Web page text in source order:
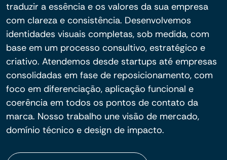
traduzir a essência e os valores da sua empresa
com clareza e consistência. Desenvolvemos
identidades visuais completas, sob medida, com
base em um processo consultivo, estratégico e
criativo. Atendemos desde startups até empresas
consolidadas em fase de reposicionamento, com
foco em diferenciação, aplicação funcional e
coerência em todos os pontos de contato da
marca. Nosso trabalho une visão de mercado,
domínio técnico e design de impacto.